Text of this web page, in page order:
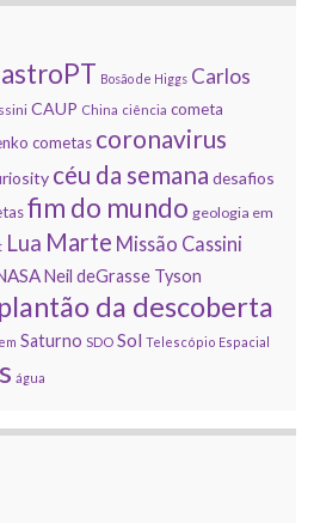
astroPT Bosão de Higgs Carlos
CAUP China ciência cometa
cometas coronavirus
céu da semana desafios
fim do mundo geologia em
Lua Marte Missão Cassini
Neil deGrasse Tyson
plantão da descoberta
Saturno SDO Sol Telescópio Espacial
água